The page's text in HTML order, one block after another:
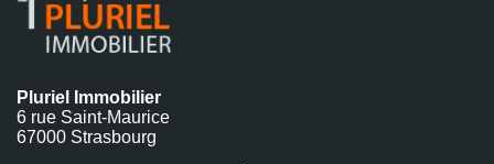
Pluriel Immobilier
6 rue Saint-Maurice
67000 Strasbourg